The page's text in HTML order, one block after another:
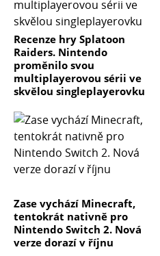
Recenze hry Splatoon
Raiders. Nintendo
proměnilo svou
multiplayerovou sérii ve
skvělou singleplayerovku
Zase vychází Minecraft,
tentokrát nativně pro
Nintendo Switch 2. Nová
verze dorazí v říjnu